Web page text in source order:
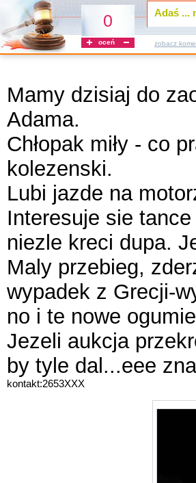
Mamy dzisiaj do
Adama.
Chłopak miły - co
kolezenski.
Lubi jazde na
Interesuje sie
niezle kreci dupa.
Maly przebieg,
wypadek z Grecji-
no i te nowe
Jezeli aukcja
by tyle dal...eee
kontakt:2653XXX
0
oceń
Adaś ...
zobacz